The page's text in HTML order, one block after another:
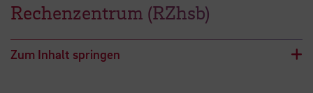
Rechenzentrum (RZhsb)
Zum Inhalt springen